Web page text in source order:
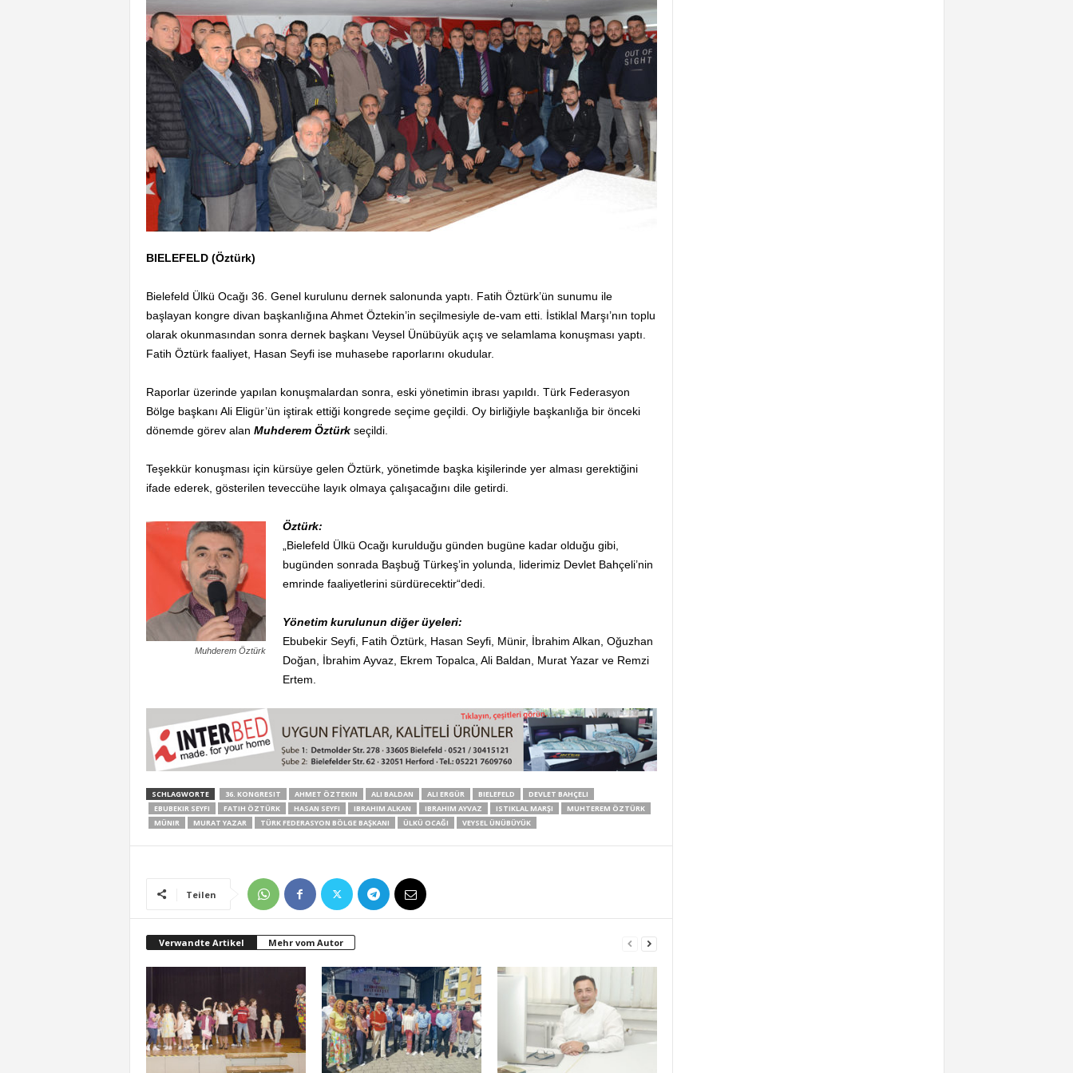
BIELEFELD (Öztürk)
Bielefeld Ülkü Ocağı 36. Genel kurulunu dernek salonunda yaptı. Fatih Öztürk’ün sunumu ile
başlayan kongre divan başkanlığına Ahmet Öztekin’in seçilmesiyle de-vam etti. İstiklal Marşı’nın toplu
olarak okunmasından sonra dernek başkanı Veysel Ünübüyük açış ve selamlama konuşması yaptı.
Fatih Öztürk faaliyet, Hasan Seyfi ise muhasebe raporlarını okudular.
Raporlar üzerinde yapılan konuşmalardan sonra, eski yönetimin ibrası yapıldı. Türk Federasyon
Bölge başkanı Ali Eligür’ün iştirak ettiği kongrede seçime geçildi. Oy birliğiyle başkanlığa bir önceki
dönemde görev alan Muhderem Öztürkseçildi.
Teşekkür konuşması için kürsüye gelen Öztürk, yönetimde başka kişilerinde yer alması gerektiğini
ifade ederek, gösterilen teveccühe layık olmaya çalışacağını dile getirdi.
Muhderem Öztürk
Öztürk:
„Bielefeld Ülkü Ocağı kurulduğu günden bugüne kadar olduğu gibi,
bugünden sonrada Başbuğ Türkeş’in yolunda, liderimiz Devlet Bahçeli’nin
emrinde faaliyetlerini sürdürecektir“dedi.
Yönetim kurulunun diğer üyeleri:
Ebubekir Seyfi, Fatih Öztürk, Hasan Seyfi, Münir, İbrahim Alkan, Oğuzhan
Doğan, İbrahim Ayvaz, Ekrem Topalca, Ali Baldan, Murat Yazar ve Remzi
Ertem.
SCHLAGWORTE 36. KONGRESIT AHMET ÖZTEKIN ALI BALDAN ALI ERGÜR BIELEFELD
DEVLET BAHÇELI
EBUBEKIR SEYFI
FATIH ÖZTÜRK HASAN SEYFI IBRAHIM ALKAN IBRAHIM AYVAZ ISTIKLAL MARŞI
MUHTEREM ÖZTÜRK
MÜNIR
MURAT YAZAR TÜRK FEDERASYON BÖLGE BAŞKANI ÜLKÜ OCAĞI VEYSEL ÜNÜBÜYÜK
Teilen
Verwandte Artikel Mehr vom Autor